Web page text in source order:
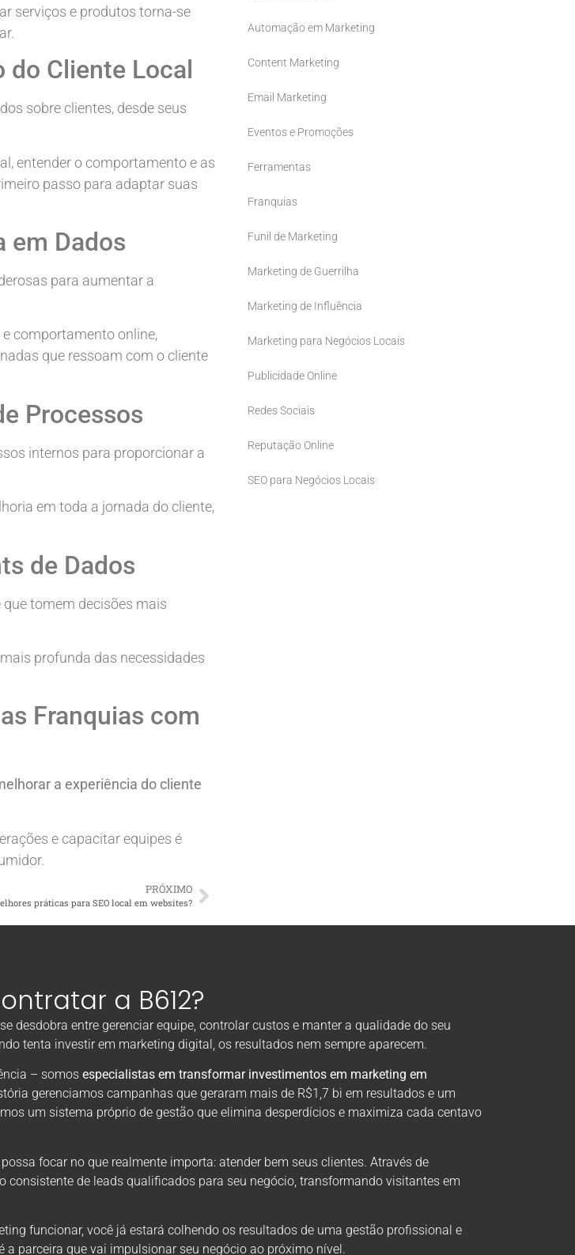
serviços e produtos torna-se
do Cliente Local
sobre clientes, desde seus
entender o comportamento e as
passo para adaptar suas
em Dados
para aumentar a
comportamento online,
que ressoam com o cliente
Processos
internos para proporcionar a
em toda a jornada do cliente,
de Dados
tomem decisões mais
profunda das necessidades
Franquias com
a experiência do cliente
e capacitar equipes é
PRÓXIMO
práticas para SEO local em websites?
Automação em Marketing
Content Marketing
Email Marketing
Eventos e Promoções
Ferramentas
Franquias
Funil de Marketing
Marketing de Guerrilha
Marketing de Influência
Marketing para Negócios Locais
Publicidade Online
Redes Sociais
Reputação Online
SEO para Negócios Locais
a B612?
desdobra entre gerenciar equipe, controlar custos e manter a qualidade do seu
tenta investir em marketing digital, os resultados nem sempre aparecem.
– somos especialistas em transformar investimentos em marketing em
gerenciamos campanhas que geraram mais de R$1,7 bi em resultados e um
um sistema próprio de gestão que elimina desperdícios e maximiza cada centavo
focar no que realmente importa: atender bem seus clientes. Através de
de leads qualificados para seu negócio, transformando visitantes em
funcionar, você já estará colhendo os resultados de uma gestão profissional e
parceira que vai impulsionar seu negócio ao próximo nível.